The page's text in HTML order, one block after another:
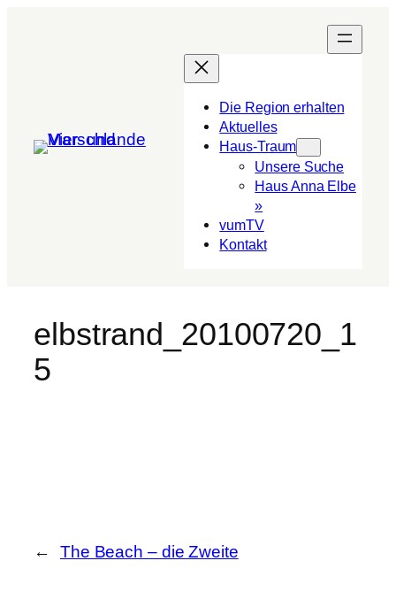
Die Region erhalten
Aktuelles
Haus-Traum
Unsere Suche
Haus Anna Elbe
»
vumTV
Kon­takt
elbstrand_20100720_1
5
← The Beach – die Zweite